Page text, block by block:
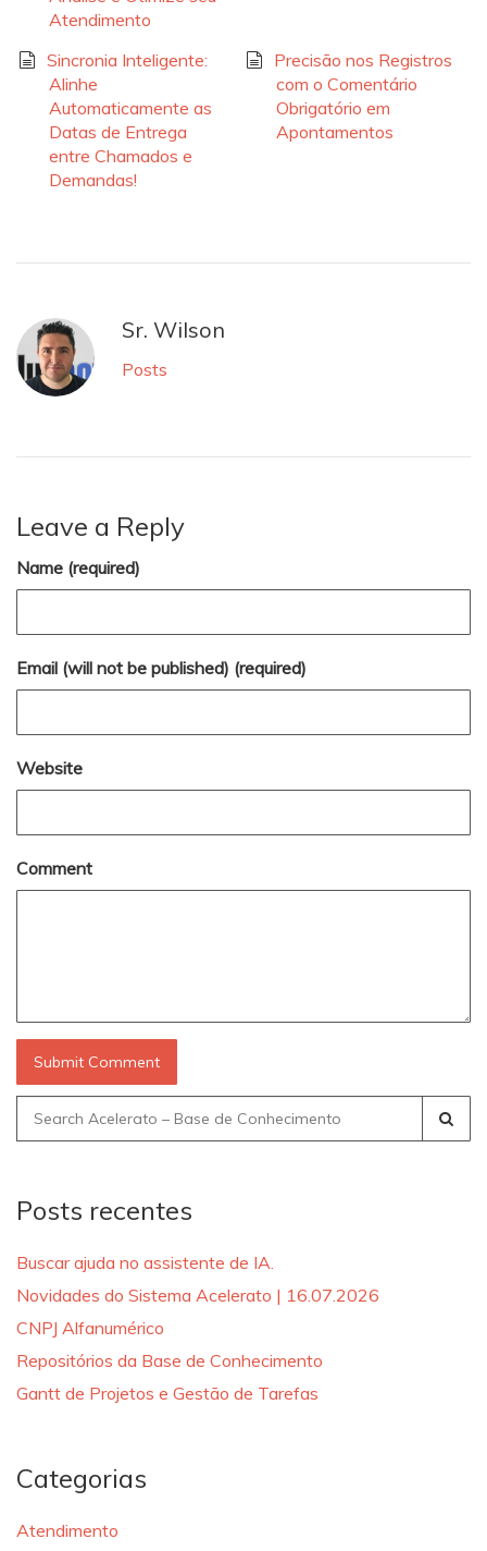
Atendimento
Sincronia Inteligente:
Alinhe
Automaticamente as
Datas de Entrega
entre Chamados e
Demandas!
Precisão nos Registros
com o Comentário
Obrigatório em
Apontamentos
Sr. Wilson
Posts
Leave a Reply
Name (required)
Email (will not be published) (required)
Website
Comment
Search
for:
Posts recentes
Buscar ajuda no assistente de IA.
Novidades do Sistema Acelerato | 16.07.2026
CNPJ Alfanumérico
Repositórios da Base de Conhecimento
Gantt de Projetos e Gestão de Tarefas
Categorias
Atendimento